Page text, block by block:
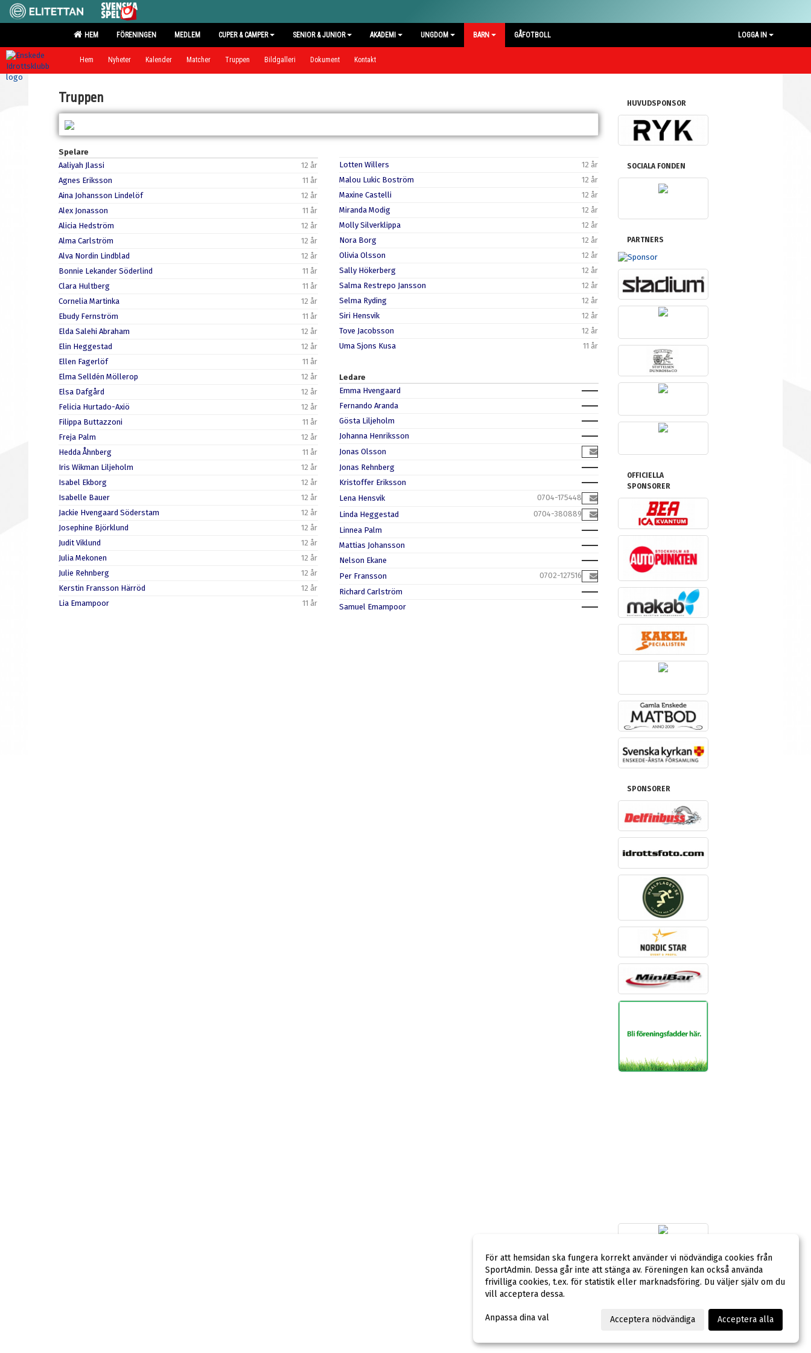
HEM FÖRENINGEN MEDLEM CUPER & CAMPER SENIOR & JUNIOR AKADEMI UNGDOM BARN GÅFOTBOLL LOGGA IN
Hem Nyheter Kalender Matcher Truppen Bildgalleri Dokument Kontakt
Truppen
Spelare
Aaliyah Jlassi
12 år
Agnes Eriksson
11 år
Aina Johansson Lindelöf
12 år
Alex Jonasson
11 år
Alicia Hedström
12 år
Alma Carlström
12 år
Alva Nordin Lindblad
12 år
Bonnie Lekander Söderlind
11 år
Clara Hultberg
11 år
Cornelia Martinka
12 år
Ebudy Fernström
11 år
Elda Salehi Abraham
12 år
Elin Heggestad
12 år
Ellen Fagerlöf
11 år
Elma Selldén Möllerop
12 år
Elsa Dafgård
12 år
Felicia Hurtado-Axiö
12 år
Filippa Buttazzoni
11 år
Freja Palm
12 år
Hedda Åhnberg
11 år
Iris Wikman Liljeholm
12 år
Isabel Ekborg
12 år
Isabelle Bauer
12 år
Jackie Hvengaard Söderstam
12 år
Josephine Björklund
12 år
Judit Viklund
12 år
Julia Mekonen
12 år
Julie Rehnberg
12 år
Kerstin Fransson Härröd
12 år
Lia Emampoor
11 år
Lotten Willers
12 år
Malou Lukic Boström
12 år
Maxine Castelli
12 år
Miranda Modig
12 år
Molly Silverklippa
12 år
Nora Borg
12 år
Olivia Olsson
12 år
Sally Hökerberg
12 år
Salma Restrepo Jansson
12 år
Selma Ryding
12 år
Siri Hensvik
12 år
Tove Jacobsson
12 år
Uma Sjons Kusa
11 år
Ledare
Emma Hvengaard
Fernando Aranda
Gösta Liljeholm
Johanna Henriksson
Jonas Olsson
Jonas Rehnberg
Kristoffer Eriksson
Lena Hensvik
0704-175448
Linda Heggestad
0704-380889
Linnea Palm
Mattias Johansson
Nelson Ekane
Per Fransson
0702-127516
Richard Carlström
Samuel Emampoor
HUVUDSPONSOR
SOCIALA FONDEN
PARTNERS
OFFICIELLA
SPONSORER
SPONSORER
LAGSPONSOR
För att hemsidan ska fungera korrekt använder vi nödvändiga cookies från
SportAdmin. Dessa går inte att stänga av. Föreningen kan också använda
frivilliga cookies, t.ex. för statistik eller marknadsföring. Du väljer själv om du
vill acceptera dessa.
Anpassa dina val Acceptera nödvändiga Acceptera alla